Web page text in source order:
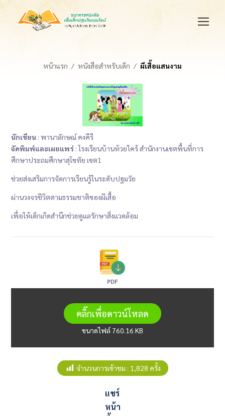
หน้าแรก หนังสือสำหรับเด็ก ผีเสื้อแสนงาม
นักเขียน : พานาลักษณ์ คงคีรี
จัดพิมพ์และเผยแพร่ : โรงเรียนบ้านห้วยไคร้ สำนักงานเขตพื้นที่การ
ศึกษาประถมศึกษาสุโขทัย เขต1
ช่วยส่งเสริมการจัดการเรียนรู้ในระดับปฐมวัย
ผ่านวงจรชีวิตตามธรรมชาติของผีเสื้อ
เพื่อให้เด็กเกิดสำนึกช่วยดูแลรักษาสิ่งแวดล้อม
PDF
คลิ๊กเพื่อดาวน์โหลด
ขนาดไฟล์ 760.16 KB
จำนวนการเข้าชม : 1,828 ครั้ง
แชร์
หน้า